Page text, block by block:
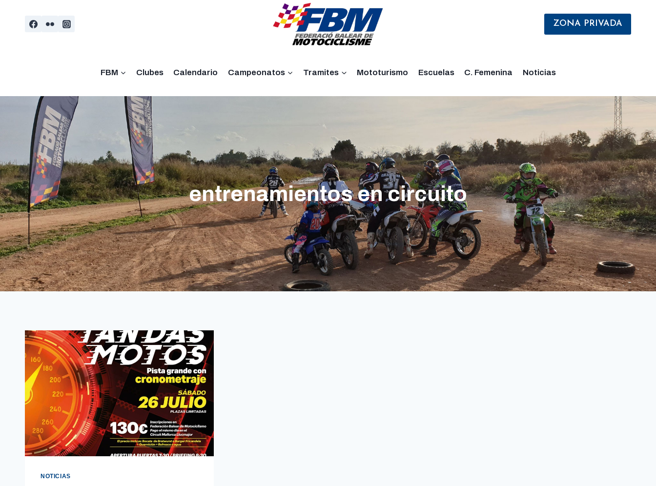
ZONA PRIVADA
FBM Clubes Calendario Campeonatos Tramites Mototurismo Escuelas C. Femenina Noticias
entrenamientos en circuito
NOTICIAS